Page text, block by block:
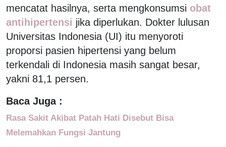
mencatat hasilnya, serta mengkonsumsi obat
antihipertensi jika diperlukan. Dokter lulusan
Universitas Indonesia (UI) itu menyoroti
proporsi pasien hipertensi yang belum
terkendali di Indonesia masih sangat besar,
yakni 81,1 persen.
Baca Juga :
Rasa Sakit Akibat Patah Hati Disebut Bisa
Melemahkan Fungsi Jantung